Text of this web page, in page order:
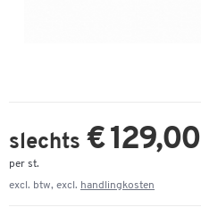
slechts € 129,00
per st.
excl. btw, excl. handlingkosten